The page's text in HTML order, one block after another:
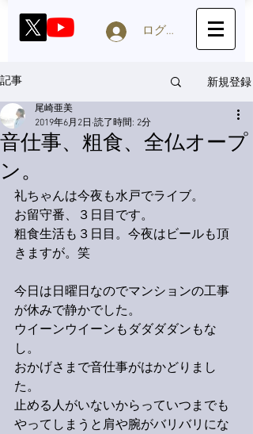
ログイン
記事 新規登録
音仕事、粗食、全仏オープ
ン。
尾崎亜美
2019年6月2日 読了時間: 2分
礼ちゃんは今夜も水戸でライブ。
お留守番、３日目です。
粗食生活も３日目。今夜はビールも頂
きますが。笑
今日は日曜日なのでマンションの工事
が休みで静かでした。
ウイーンウイーンもダダダダンもな
し。
おかげさまで音仕事がはかどりまし
た。
止める人がいないからっていつまでも
やってしまうと肩や腕がバリバリにな